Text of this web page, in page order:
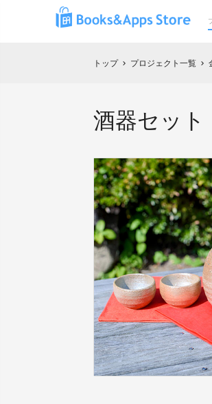
トップ chevron_right プロジェクト一覧 chevron_right
酒器セット